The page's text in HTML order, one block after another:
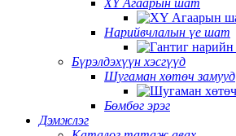
XY Агаарын шат
Нарийвчлалын үе шат
Бүрэлдэхүүн хэсгүүд
Шугаман хөтөч замууд
Бөмбөг эрэг
Дэмжлэг